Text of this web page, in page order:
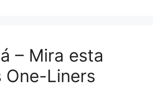
– Mira esta
One-Liners